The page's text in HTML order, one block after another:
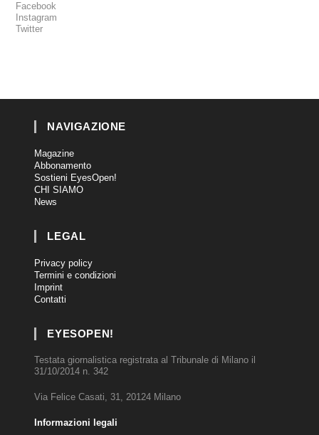
Facebook
Instagram
Twitter
NAVIGAZIONE
Magazine
Abbonamento
Sostieni EyesOpen!
CHI SIAMO
News
LEGAL
Privacy policy
Termini e condizioni
Imprint
Contatti
EYESOPEN!
Testata giornalistica registrata al Tribunale di Milano il
31/10/2014 n. 342
Via Felice Casati, 31, 20124 Milano
Informazioni legali